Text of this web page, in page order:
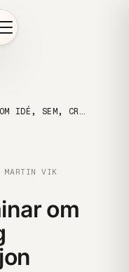
MELD DEG PÅ SEMINAR OM IDÉ, SEM, CRM OG INNHOLDSPRODUKSJON
· MARTIN VIK
om